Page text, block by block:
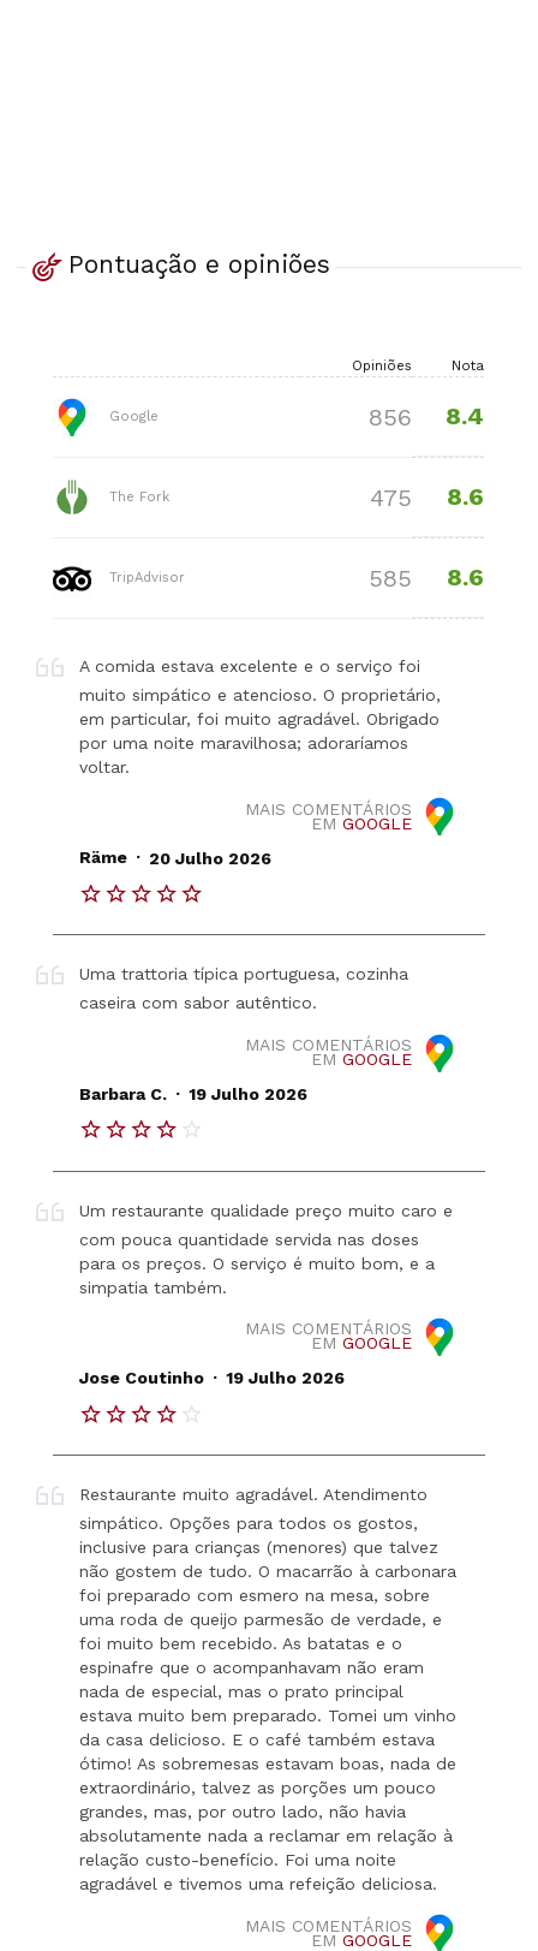
Pontuação e opiniões
Opiniões Nota
Google 856 8.4
The Fork 475 8.6
TripAdvisor 585 8.6
A comida estava excelente e o serviço foi
muito simpático e atencioso. O proprietário,
em particular, foi muito agradável. Obrigado
por uma noite maravilhosa; adoraríamos
voltar.
MAIS COMENTÁRIOS
EM GOOGLE
Räme . 20 Julho 2026
Uma trattoria típica portuguesa, cozinha
caseira com sabor autêntico.
MAIS COMENTÁRIOS
EM GOOGLE
Barbara C. . 19 Julho 2026
Um restaurante qualidade preço muito caro e
com pouca quantidade servida nas doses
para os preços. O serviço é muito bom, e a
simpatia também.
MAIS COMENTÁRIOS
EM GOOGLE
Jose Coutinho . 19 Julho 2026
Restaurante muito agradável. Atendimento
simpático. Opções para todos os gostos,
inclusive para crianças (menores) que talvez
não gostem de tudo. O macarrão à carbonara
foi preparado com esmero na mesa, sobre
uma roda de queijo parmesão de verdade, e
foi muito bem recebido. As batatas e o
espinafre que o acompanhavam não eram
nada de especial, mas o prato principal
estava muito bem preparado. Tomei um vinho
da casa delicioso. E o café também estava
ótimo! As sobremesas estavam boas, nada de
extraordinário, talvez as porções um pouco
grandes, mas, por outro lado, não havia
absolutamente nada a reclamar em relação à
relação custo-benefício. Foi uma noite
agradável e tivemos uma refeição deliciosa.
MAIS COMENTÁRIOS
EM GOOGLE